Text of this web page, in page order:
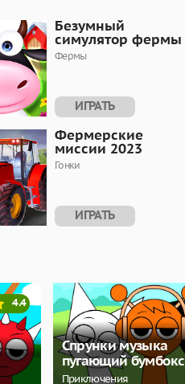
Безумный
симулятор фермы
Фермы
ИГРАТЬ
Фермерские
миссии 2023
Гонки
ИГРАТЬ
4.4
Спрунки музыка
пугающий бумбокс
Приключения